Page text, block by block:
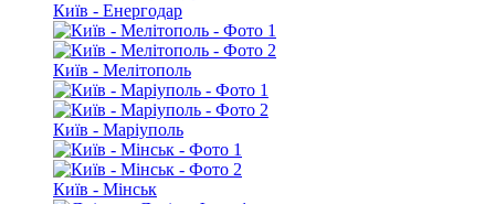
Київ - Енергодар
Київ - Мелітополь
Київ - Маріуполь
Київ - Мінськ